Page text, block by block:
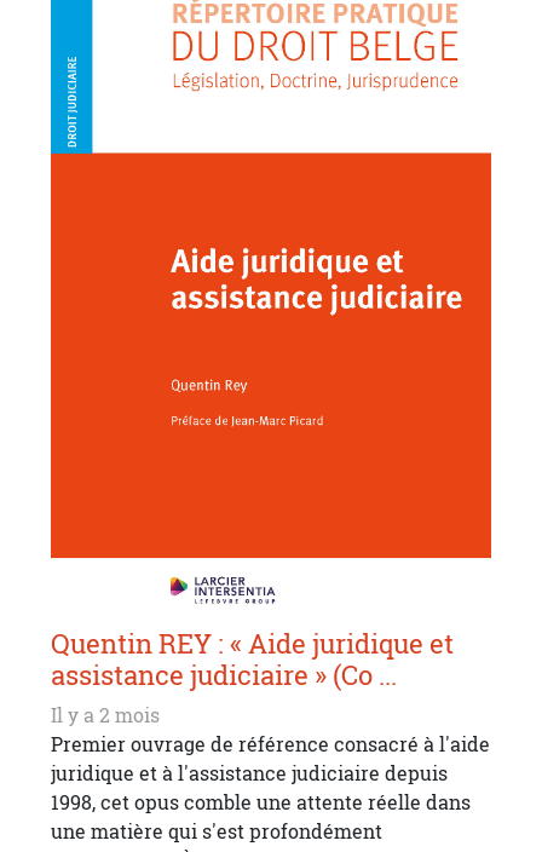
Quentin REY : « Aide juridique et
assistance judiciaire » (Co ...
Il y a 2 mois
Premier ouvrage de référence consacré à l'aide
juridique et à l'assistance judiciaire depuis
1998, cet opus comble une attente réelle dans
une matière qui s'est profondément